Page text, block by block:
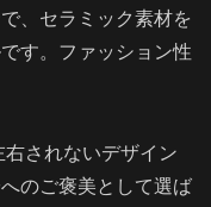
、セラミック素材を
す。ファッション性
されないデザイン
のご褒美として選ば